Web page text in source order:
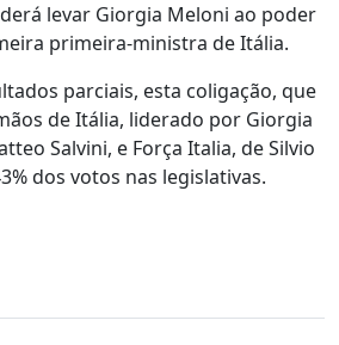
levar Giorgia Meloni ao poder
primeira-ministra de Itália.
parciais, esta coligação, que
de Itália, liderado por Giorgia
Salvini, e Força Italia, de Silvio
dos votos nas legislativas.